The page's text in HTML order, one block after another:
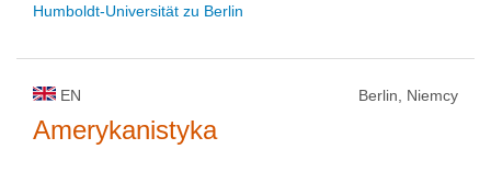
Humboldt-Universität zu Berlin
EN Berlin, Niemcy
Amerykanistyka